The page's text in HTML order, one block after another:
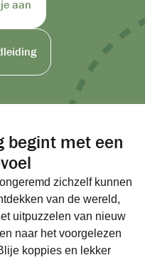
aan
begint met een
zichzelf kunnen
van de wereld,
uitpuzzelen van nieuw
naar het voorgelezen
koppies en lekker